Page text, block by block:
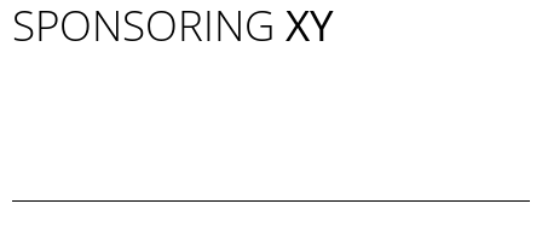
SPONSORING XY